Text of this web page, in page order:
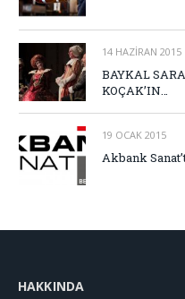
14 HAZIRAN 2015
BAYKAL
KOÇAK’IN…
19 OCAK 2015
Akbank
HAKKINDA